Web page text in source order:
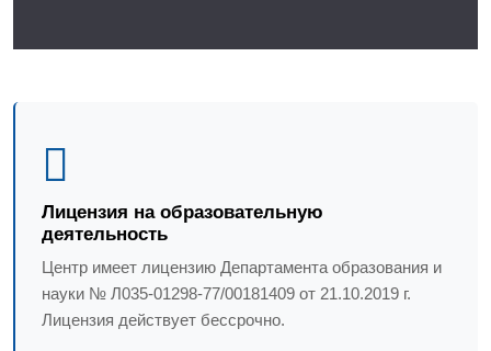
Лицензия на образовательную
деятельность
Центр имеет лицензию Департамента образования и
науки № Л035-01298-77/00181409 от 21.10.2019 г.
Лицензия действует бессрочно.